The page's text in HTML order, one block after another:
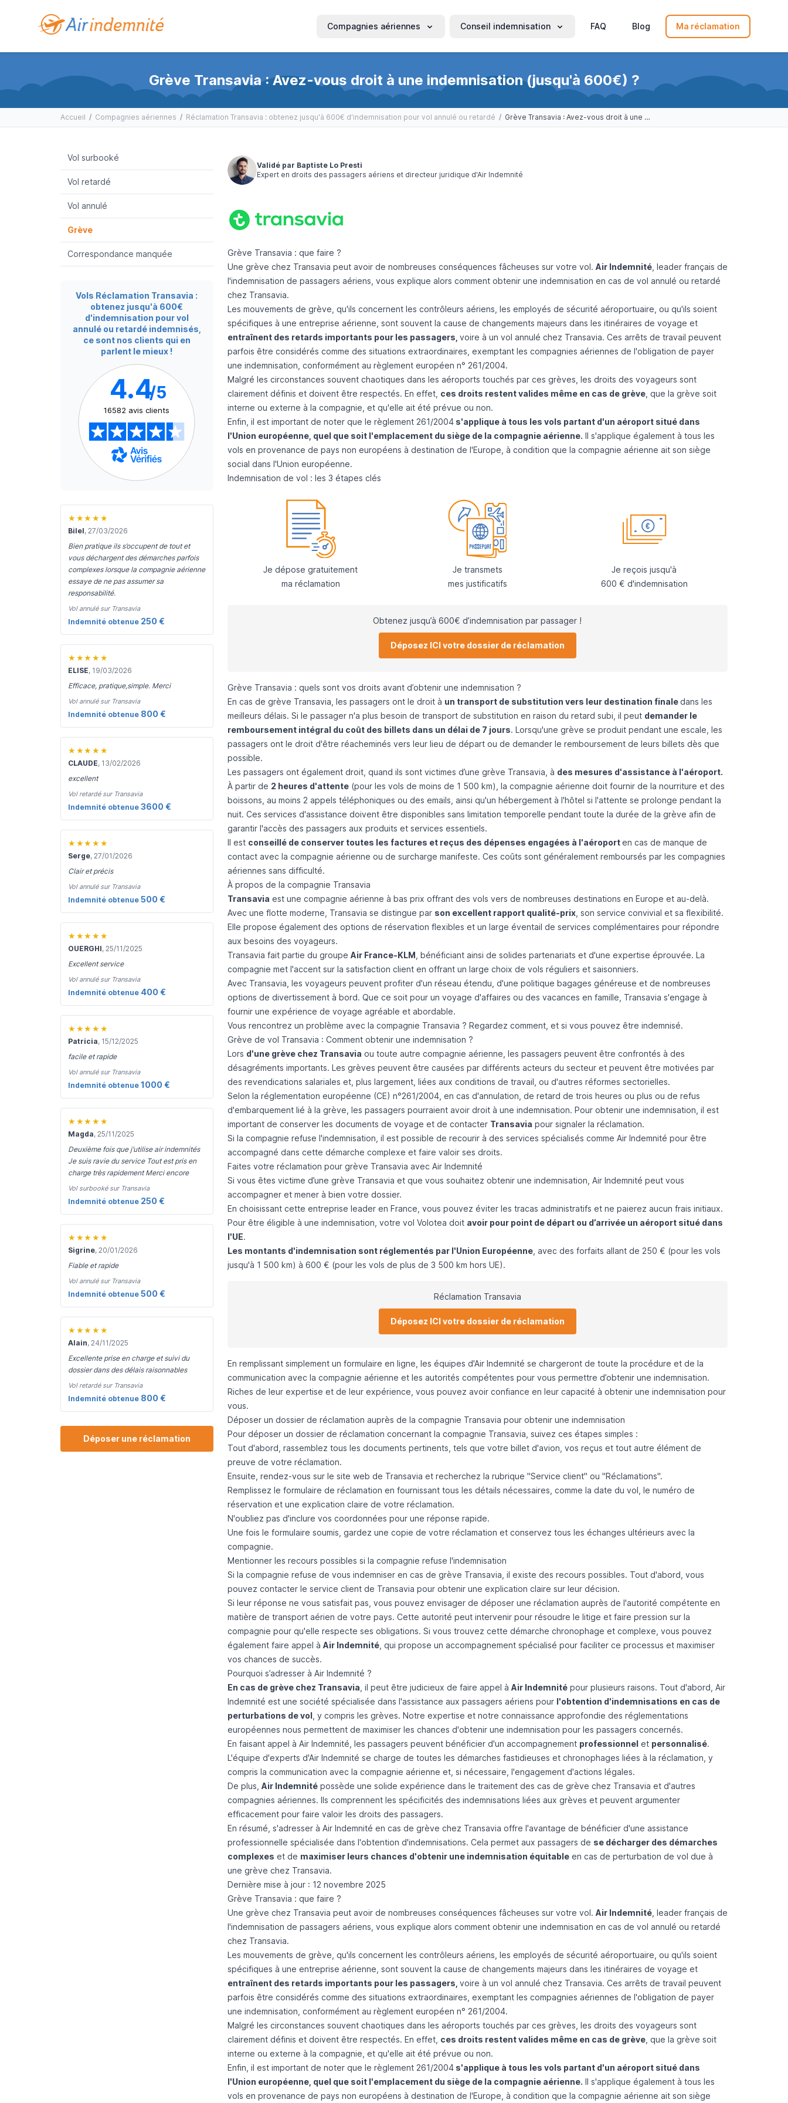
Compagnies aériennes Conseil indemnisation FAQ Blog Ma réclamation
Grève Transavia : Avez-vous droit à une indemnisation (jusqu'à 600€) ?
Accueil / Compagnies aériennes / Réclamation Transavia : obtenez jusqu'à 600€ d'indemnisation pour vol annulé ou retardé / Grève Transavia : Avez-vous droit à une indemnisation (jusqu'à 600€) ?
Vol surbooké
Vol retardé
Vol annulé
Grève
Correspondance manquée
Vols Réclamation Transavia :
obtenez jusqu'à 600€
d'indemnisation pour vol
annulé ou retardé indemnisés,
ce sont nos clients qui en
parlent le mieux !
4.4/5
16582 avis clients
★★★★★
Bilel, 27/03/2026
Bien pratique ils s’occupent de tout et
vous déchargent des démarches parfois
complexes lorsque la compagnie aérienne
essaye de ne pas assumer sa
responsabilité.
Vol annulé sur Transavia
Indemnité obtenue 250 €
★★★★★
ELISE, 19/03/2026
Efficace, pratique,simple. Merci
Vol annulé sur Transavia
Indemnité obtenue 800 €
★★★★★
CLAUDE, 13/02/2026
excellent
Vol retardé sur Transavia
Indemnité obtenue 3600 €
★★★★★
Serge, 27/01/2026
Clair et précis
Vol annulé sur Transavia
Indemnité obtenue 500 €
★★★★★
OUERGHI, 25/11/2025
Excellent service
Vol annulé sur Transavia
Indemnité obtenue 400 €
★★★★★
Patricia, 15/12/2025
facile et rapide
Vol annulé sur Transavia
Indemnité obtenue 1000 €
★★★★★
Magda, 25/11/2025
Deuxième fois que j’utilise air indemnités
Je suis ravie du service Tout est pris en
charge très rapidement Merci encore
Vol surbooké sur Transavia
Indemnité obtenue 250 €
★★★★★
Sigrine, 20/01/2026
Fiable et rapide
Vol annulé sur Transavia
Indemnité obtenue 500 €
★★★★★
Alain, 24/11/2025
Excellente prise en charge et suivi du
dossier dans des délais raisonnables
Vol retardé sur Transavia
Indemnité obtenue 800 €
Déposer une réclamation
Validé par Baptiste Lo Presti
Expert en droits des passagers aériens et directeur juridique d'Air Indemnité
Grève Transavia : que faire ?
Une grève chez Transavia peut avoir de nombreuses conséquences fâcheuses sur votre vol. Air Indemnité, leader français de
l'indemnisation de passagers aériens , vous explique alors comment obtenir une indemnisation en cas de vol annulé ou retardé
chez Transavia.
Les mouvements de grève, qu'ils concernent les contrôleurs aériens, les employés de sécurité aéroportuaire, ou qu'ils soient
spécifiques à une entreprise aérienne, sont souvent la cause de changements majeurs dans les itinéraires de voyage et
entraînent des retards importants pour les passagers, voire à un vol annulé chez Transavia. Ces arrêts de travail peuvent
parfois être considérés comme des situations extraordinaires, exemptant les compagnies aériennes de l'obligation de payer
une indemnisation, conformément au règlement européen n° 261/2004.
Malgré les circonstances souvent chaotiques dans les aéroports touchés par ces grèves, les droits des voyageurs sont
clairement définis et doivent être respectés. En effet, ces droits restent valides même en cas de grève, que la grève soit
interne ou externe à la compagnie, et qu'elle ait été prévue ou non.
Enfin, il est important de noter que le règlement 261/2004s'applique à tous les vols partant d'un aéroport situé dans
l'Union européenne, quel que soit l'emplacement du siège de la compagnie aérienne. Il s'applique également à tous les
vols en provenance de pays non européens à destination de l'Europe, à condition que la compagnie aérienne ait son siège
social dans l'Union européenne.
Indemnisation de vol : les 3 étapes clés
Je dépose gratuitement
ma réclamation
Je transmets
mes justificatifs
Je reçois jusqu'à
600 € d'indemnisation
Obtenez jusqu’à 600€ d’indemnisation par passager !
Déposez ICI votre dossier de réclamation
Grève Transavia : quels sont vos droits avant d’obtenir une indemnisation ?
En cas de grève Transavia, les passagers ont le droit à un transport de substitution vers leur destination finaledans les
meilleurs délais. Si le passager n'a plus besoin de transport de substitution en raison du retard subi, il peut demander le
remboursement intégral du coût des billets dans un délai de 7 jours. Lorsqu'une grève se produit pendant une escale, les
passagers ont le droit d'être réacheminés vers leur lieu de départ ou de demander le remboursement de leurs billets dès que
possible.
Les passagers ont également droit, quand ils sont victimes d’une grève Transavia, à des mesures d'assistance à l'aéroport.
À partir de 2 heures d'attente(pour les vols de moins de 1 500 km), la compagnie aérienne doit fournir de la nourriture et des
boissons, au moins 2 appels téléphoniques ou des emails, ainsi qu'un hébergement à l'hôtel si l'attente se prolonge pendant la
nuit. Ces services d'assistance doivent être disponibles sans limitation temporelle pendant toute la durée de la grève afin de
garantir l'accès des passagers aux produits et services essentiels.
Il est conseillé de conserver toutes les factures et reçus des dépenses engagées à l'aéroporten cas de manque de
contact avec la compagnie aérienne ou de surcharge manifeste. Ces coûts sont généralement remboursés par les compagnies
aériennes sans difficulté.
À propos de la compagnie Transavia
Transavia est une compagnie aérienne à bas prix offrant des vols vers de nombreuses destinations en Europe et au-delà.
Avec une flotte moderne, Transavia se distingue par son excellent rapport qualité-prix, son service convivial et sa flexibilité.
Elle propose également des options de réservation flexibles et un large éventail de services complémentaires pour répondre
aux besoins des voyageurs.
Transavia fait partie du groupe Air France-KLM , bénéficiant ainsi de solides partenariats et d'une expertise éprouvée. La
compagnie met l'accent sur la satisfaction client en offrant un large choix de vols réguliers et saisonniers.
Avec Transavia, les voyageurs peuvent profiter d'un réseau étendu, d'une politique bagages généreuse et de nombreuses
options de divertissement à bord. Que ce soit pour un voyage d'affaires ou des vacances en famille, Transavia s'engage à
fournir une expérience de voyage agréable et abordable.
Vous rencontrez un problème avec la compagnie Transavia ? Regardez comment, et si vous pouvez être indemnisé.
Grève de vol Transavia : Comment obtenir une indemnisation ?
Lors d'une grève chez Transavia ou toute autre compagnie aérienne, les passagers peuvent être confrontés à des
désagréments importants. Les grèves peuvent être causées par différents acteurs du secteur et peuvent être motivées par
des revendications salariales et, plus largement, liées aux conditions de travail, ou d'autres réformes sectorielles.
Selon la réglementation européenne (CE) n°261/2004, en cas d'annulation, de retard de trois heures ou plus ou de refus
d'embarquement lié à la grève, les passagers pourraient avoir droit à une indemnisation. Pour obtenir une indemnisation, il est
important de conserver les documents de voyage et de contacter Transavia pour signaler la réclamation.
Si la compagnie refuse l'indemnisation, il est possible de recourir à des services spécialisés comme Air Indemnité pour être
accompagné dans cette démarche complexe et faire valoir ses droits.
Faites votre réclamation pour grève Transavia avec Air Indemnité
Si vous êtes victime d’une grève Transavia et que vous souhaitez obtenir une indemnisation, Air Indemnité peut vous
accompagner et mener à bien votre dossier.
En choisissant cette entreprise leader en France, vous pouvez éviter les tracas administratifs et ne paierez aucun frais initiaux.
Pour être éligible à une indemnisation, votre vol Volotea doit avoir pour point de départ ou d’arrivée un aéroport situé dans
l'UE.
Les montants d'indemnisation sont réglementés par l'Union Européenne, avec des forfaits allant de 250 € (pour les vols
jusqu'à 1 500 km) à 600 € (pour les vols de plus de 3 500 km hors UE).
Réclamation Transavia
Déposez ICI votre dossier de réclamation
En remplissant simplement un formulaire en ligne, les équipes d'Air Indemnité se chargeront de toute la procédure et de la
communication avec la compagnie aérienne et les autorités compétentes pour vous permettre d’obtenir une indemnisation.
Riches de leur expertise et de leur expérience, vous pouvez avoir confiance en leur capacité à obtenir une indemnisation pour
vous.
Déposer un dossier de réclamation auprès de la compagnie Transavia pour obtenir une indemnisation
Pour déposer un dossier de réclamation concernant la compagnie Transavia, suivez ces étapes simples :
Tout d'abord, rassemblez tous les documents pertinents, tels que votre billet d'avion, vos reçus et tout autre élément de
preuve de votre réclamation.
Ensuite, rendez-vous sur le site web de Transavia et recherchez la rubrique "Service client" ou "Réclamations".
Remplissez le formulaire de réclamation en fournissant tous les détails nécessaires, comme la date du vol, le numéro de
réservation et une explication claire de votre réclamation.
N'oubliez pas d'inclure vos coordonnées pour une réponse rapide.
Une fois le formulaire soumis, gardez une copie de votre réclamation et conservez tous les échanges ultérieurs avec la
compagnie.
Mentionner les recours possibles si la compagnie refuse l'indemnisation
Si la compagnie refuse de vous indemniser en cas de grève Transavia, il existe des recours possibles. Tout d'abord, vous
pouvez contacter le service client de Transavia pour obtenir une explication claire sur leur décision.
Si leur réponse ne vous satisfait pas, vous pouvez envisager de déposer une réclamation auprès de l'autorité compétente en
matière de transport aérien de votre pays. Cette autorité peut intervenir pour résoudre le litige et faire pression sur la
compagnie pour qu'elle respecte ses obligations. Si vous trouvez cette démarche chronophage et complexe, vous pouvez
également faire appel à Air Indemnité, qui propose un accompagnement spécialisé pour faciliter ce processus et maximiser
vos chances de succès.
Pourquoi s’adresser à Air Indemnité ?
En cas de grève chez Transavia , il peut être judicieux de faire appel à Air Indemnitépour plusieurs raisons. Tout d'abord, Air
Indemnité est une société spécialisée dans l'assistance aux passagers aériens pour l'obtention d'indemnisations en cas de
perturbations de vol, y compris les grèves. Notre expertise et notre connaissance approfondie des réglementations
européennes nous permettent de maximiser les chances d'obtenir une indemnisation pour les passagers concernés.
En faisant appel à Air Indemnité, les passagers peuvent bénéficier d'un accompagnement professionnelet personnalisé.
L'équipe d'experts d'Air Indemnité se charge de toutes les démarches fastidieuses et chronophages liées à la réclamation, y
compris la communication avec la compagnie aérienne et, si nécessaire, l'engagement d'actions légales.
De plus, Air Indemnitépossède une solide expérience dans le traitement des cas de grève chez Transavia et d'autres
compagnies aériennes. Ils comprennent les spécificités des indemnisations liées aux grèves et peuvent argumenter
efficacement pour faire valoir les droits des passagers.
En résumé, s'adresser à Air Indemnité en cas de grève chez Transavia offre l'avantage de bénéficier d'une assistance
professionnelle spécialisée dans l'obtention d'indemnisations. Cela permet aux passagers de se décharger des démarches
complexes et de maximiser leurs chances d'obtenir une indemnisation équitableen cas de perturbation de vol due à
une grève chez Transavia.
Dernière mise à jour : 12 novembre 2025
Grève Transavia : que faire ?
Une grève chez Transavia peut avoir de nombreuses conséquences fâcheuses sur votre vol. Air Indemnité, leader français de
l'indemnisation de passagers aériens , vous explique alors comment obtenir une indemnisation en cas de vol annulé ou retardé
chez Transavia.
Les mouvements de grève, qu'ils concernent les contrôleurs aériens, les employés de sécurité aéroportuaire, ou qu'ils soient
spécifiques à une entreprise aérienne, sont souvent la cause de changements majeurs dans les itinéraires de voyage et
entraînent des retards importants pour les passagers, voire à un vol annulé chez Transavia. Ces arrêts de travail peuvent
parfois être considérés comme des situations extraordinaires, exemptant les compagnies aériennes de l'obligation de payer
une indemnisation, conformément au règlement européen n° 261/2004.
Malgré les circonstances souvent chaotiques dans les aéroports touchés par ces grèves, les droits des voyageurs sont
clairement définis et doivent être respectés. En effet, ces droits restent valides même en cas de grève, que la grève soit
interne ou externe à la compagnie, et qu'elle ait été prévue ou non.
Enfin, il est important de noter que le règlement 261/2004s'applique à tous les vols partant d'un aéroport situé dans
l'Union européenne, quel que soit l'emplacement du siège de la compagnie aérienne. Il s'applique également à tous les
vols en provenance de pays non européens à destination de l'Europe, à condition que la compagnie aérienne ait son siège